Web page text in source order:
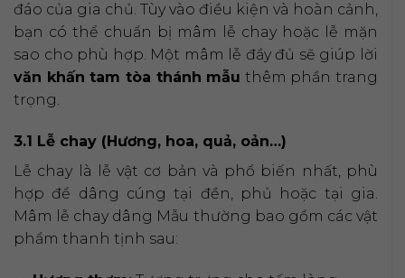
đáo của gia chủ. Tùy vào điều kiện và hoàn cảnh,
bạn có thể chuẩn bị mâm lễ chay hoặc lễ mặn
sao cho phù hợp. Một mâm lễ đầy đủ sẽ giúp lời
văn khấn tam tòa thánh mẫu thêm phần trang
trọng.
3.1 Lễ chay (Hương, hoa, quả, oản…)
Lễ chay là lễ vật cơ bản và phổ biến nhất, phù
hợp để dâng cúng tại đền, phủ hoặc tại gia.
Mâm lễ chay dâng Mẫu thường bao gồm các vật
phẩm thanh tịnh sau: